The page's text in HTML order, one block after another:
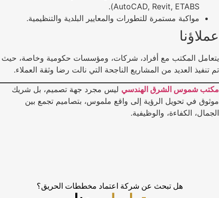
AutoCAD, Revit, ETABS).
مواكبة مستمرة للتطورات والمعايير البلدية والتنظيمية.
عملاؤنا
يتعامل المكتب مع أفراد، شركات، ومؤسسات حكومية وخاصة، حيث
تم تنفيذ العديد من المشاريع الناجحة التي نالت رضا وثقة العملاء.
مكتب شموس الشرق الهندسي ليس مجرد جهة تصميم، بل شريك
موثوق في تحويل الرؤية إلى واقع ملموس، بتصاميم تجمع بين
الجمال، الكفاءة، والوظيفية.
هل تبحث عن شركة اعتماد مخططات الحريق؟